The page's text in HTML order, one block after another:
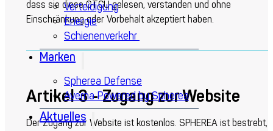
Verteidigung
Energie
Schienenverkehr
Marken
Spherea Defense
Averna Powered by Spherea
Aktuelles
dass sie diese GTCU gelesen, verstanden und ohne
Einschränkung oder Vorbehalt akzeptiert haben.
Artikel 3 - Zugang zur Website
Der Zugang zur Website ist kostenlos. SPHEREA ist bestrebt,